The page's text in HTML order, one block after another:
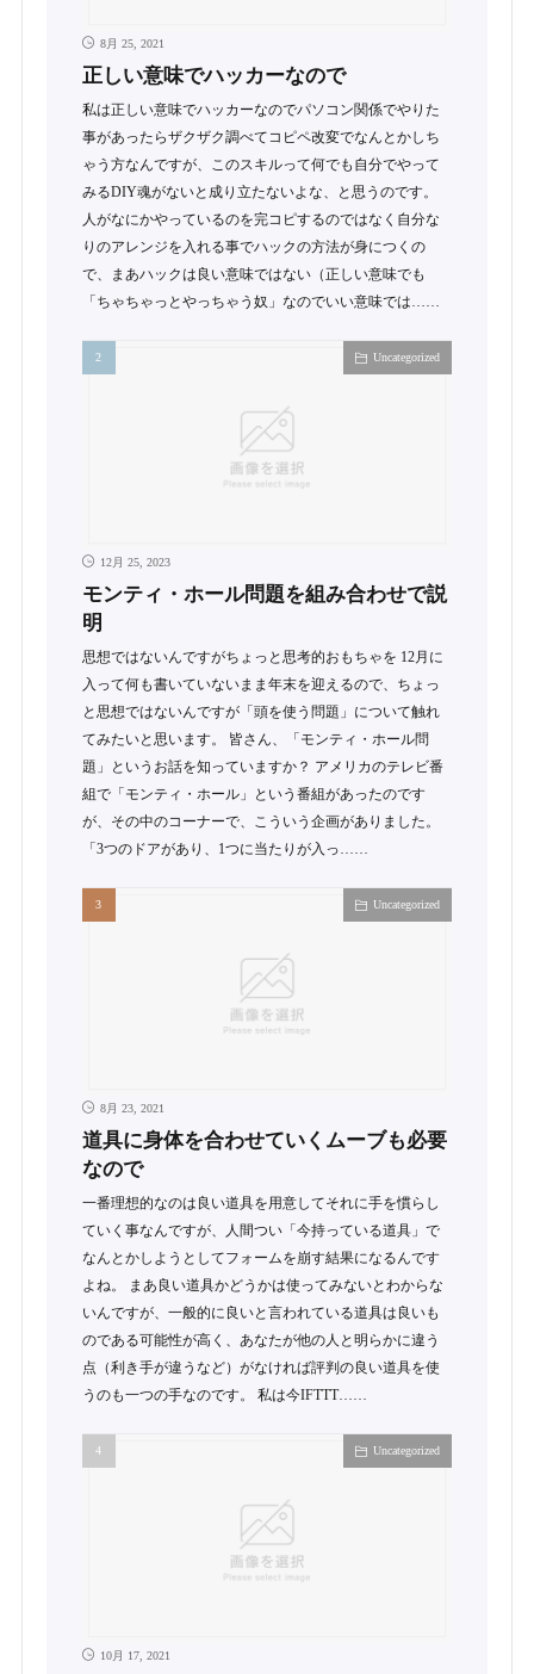
8月 25, 2021
正しい意味でハッカーなので
私は正しい意味でハッカーなのでパソコン関係でやりた
事があったらザクザク調べてコピペ改変でなんとかしち
ゃう方なんですが、このスキルって何でも自分でやって
みるDIY魂がないと成り立たないよな、と思うのです。
人がなにかやっているのを完コピするのではなく自分な
りのアレンジを入れる事でハックの方法が身につくの
で、まあハックは良い意味ではない（正しい意味でも
「ちゃちゃっとやっちゃう奴」なのでいい意味では……
Uncategorized
12月 25, 2023
モンティ・ホール問題を組み合わせで説
明
思想ではないんですがちょっと思考的おもちゃを 12月に
入って何も書いていないまま年末を迎えるので、ちょっ
と思想ではないんですが「頭を使う問題」について触れ
てみたいと思います。 皆さん、「モンティ・ホール問
題」というお話を知っていますか？ アメリカのテレビ番
組で「モンティ・ホール」という番組があったのです
が、その中のコーナーで、こういう企画がありました。
「3つのドアがあり、1つに当たりが入っ……
Uncategorized
8月 23, 2021
道具に身体を合わせていくムーブも必要
なので
一番理想的なのは良い道具を用意してそれに手を慣らし
ていく事なんですが、人間つい「今持っている道具」で
なんとかしようとしてフォームを崩す結果になるんです
よね。 まあ良い道具かどうかは使ってみないとわからな
いんですが、一般的に良いと言われている道具は良いも
のである可能性が高く、あなたが他の人と明らかに違う
点（利き手が違うなど）がなければ評判の良い道具を使
うのも一つの手なのです。 私は今IFTTT……
Uncategorized
10月 17, 2021